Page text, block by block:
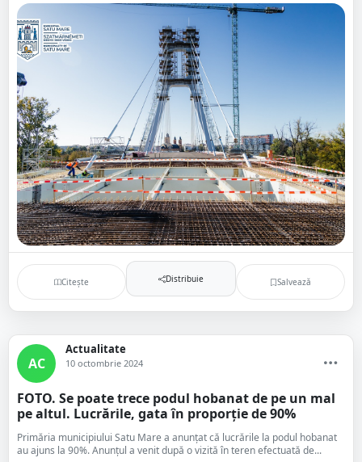
Citește Distribuie Salvează
AC
Actualitate
10 octombrie 2024
FOTO. Se poate trece podul hobanat de pe un mal
pe altul. Lucrările, gata în proporție de 90%
Primăria municipiului Satu Mare a anunțat că lucrările la podul hobanat
au ajuns la 90%. Anunțul a venit după o vizită în teren efectuată de...